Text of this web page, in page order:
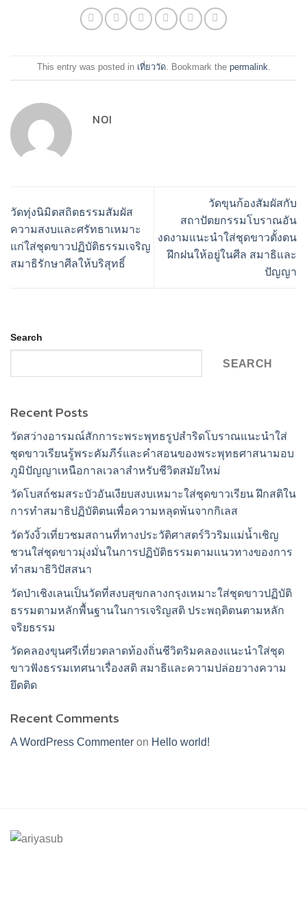
This entry was posted in เที่ยววัด. Bookmark the permalink.
NOI
วัดทุ่งนิมิตสถิตธรรมสัมผัส
ความสงบและศรัทธาเหมาะ
แก่ใส่ชุดขาวปฏิบัติธรรมเจริญ
สมาธิรักษาศีลให้บริสุทธิ์
วัดขุนก้องสัมผัสกับ
สถาปัตยกรรมโบราณอัน
งดงามแนะนำใส่ชุดขาวตั้งตน
ฝึกฝนให้อยู่ในศีล สมาธิและ
ปัญญา
Search
SEARCH
Recent Posts
วัดสว่างอารมณ์สักการะพระพุทธรูปสำริดโบราณแนะนำใส่
ชุดขาวเรียนรู้พระคัมภีร์และคำสอนของพระพุทธศาสนามอบ
ภูมิปัญญาเหนือกาลเวลาสำหรับชีวิตสมัยใหม่
วัดโบสถ์ชมสระบัวอันเงียบสงบเหมาะใส่ชุดขาวเรียน ฝึกสติใน
การทำสมาธิปฏิบัติตนเพื่อความหลุดพ้นจากกิเลส
วัดวังงิ้วเที่ยวชมสถานที่ทางประวัติศาสตร์วิวริมแม่น้ำเชิญ
ชวนใส่ชุดขาวมุ่งมั่นในการปฏิบัติธรรมตามแนวทางของการ
ทำสมาธิวิปัสสนา
วัดป่าเชิงเลนเป็นวัดที่สงบสุขกลางกรุงเหมาะใส่ชุดขาวปฏิบัติ
ธรรมตามหลักพื้นฐานในการเจริญสติ ประพฤติตนตามหลัก
จริยธรรม
วัดคลองขุนศรีเที่ยวตลาดท้องถิ่นชีวิตริมคลองแนะนำใส่ชุด
ขาวฟังธรรมเทศนาเรื่องสติ สมาธิและความปล่อยวางความ
ยึดติด
Recent Comments
A WordPress Commenter on Hello world!